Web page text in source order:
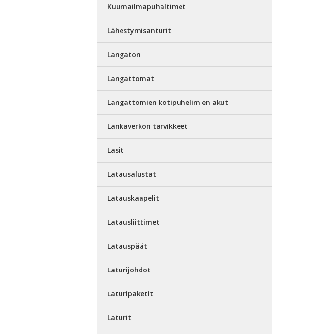
Kuumailmapuhaltimet
Lähestymisanturit
Langaton
Langattomat
Langattomien kotipuhelimien akut
Lankaverkon tarvikkeet
Lasit
Latausalustat
Latauskaapelit
Latausliittimet
Latauspäät
Laturijohdot
Laturipaketit
Laturit